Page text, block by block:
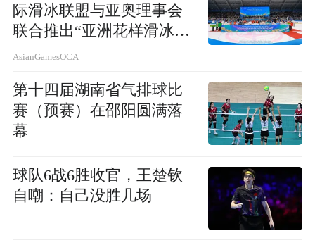
际滑冰联盟与亚奥理事会
联合推出“亚洲花样滑冰青
年训练营计划”
AsianGamesOCA
第十四届湖南省气排球比
赛（预赛）在邵阳圆满落
幕
球队6战6胜收官，王楚钦
自嘲：自己没胜几场